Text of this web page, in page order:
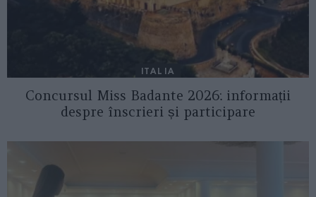
ITALIA
Concursul Miss Badante 2026: informații
despre înscrieri și participare